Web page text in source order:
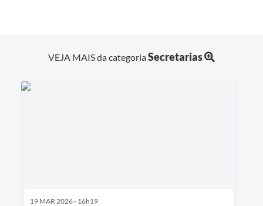
VEJA MAIS da categoriaSecretarias
19 MAR 2026 - 16h19